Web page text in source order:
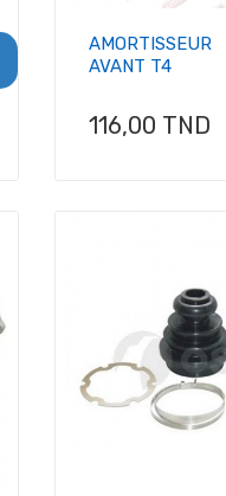
AMORTISSEUR
AVANT T4
Prix
116,00 TND